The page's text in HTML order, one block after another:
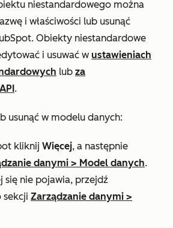
niestandardowego można
i właściwości lub usunąć
Obiekty niestandardowe
i usuwać w ustawieniach
lub za
.
usunąć w modelu danych:
kliknij Więcej, a następnie
danymi > Model danych.
się nie pojawia, przejdź
sekcji Zarządzanie danymi >